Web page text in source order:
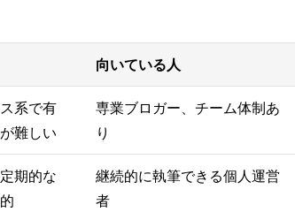
向いている人
系で有
難しい
専業ブロガー、チーム体制あ
り
期的な
継続的に執筆できる個人運営
者